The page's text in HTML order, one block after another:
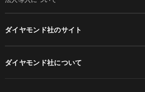
ダイヤモンド社のサイト
ダイヤモンド社について